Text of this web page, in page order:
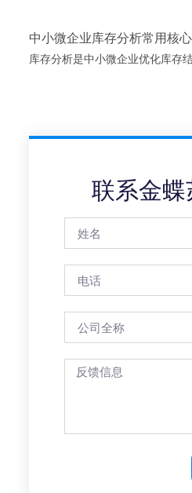
中小微企业库存分析常用核
库存分析是中小微企业优化库存
联系金